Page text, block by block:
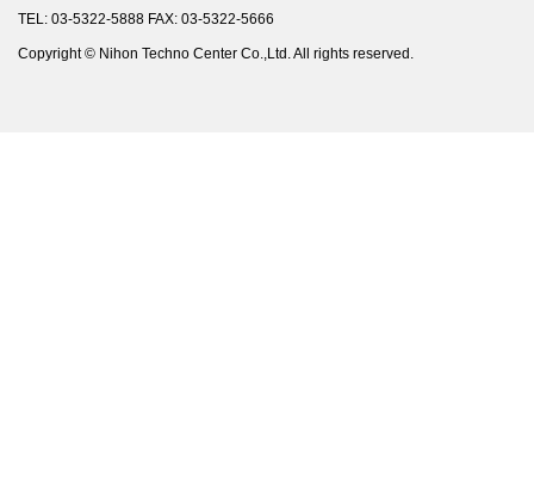
TEL: 03-5322-5888 FAX: 03-5322-5666
Copyright © Nihon Techno Center Co.,Ltd. All rights reserved.